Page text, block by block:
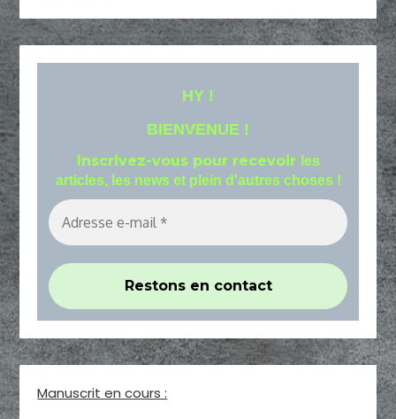
HY !
BIENVENUE !
Inscrivez-vous pour recevoir les
articles, les news et plein d'autres choses !
Manuscrit en cours :